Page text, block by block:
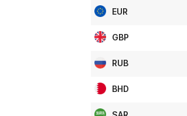
EUR
GBP
RUB
BHD